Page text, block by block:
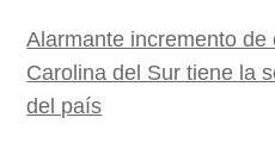
Alarmante incremento
Carolina del Sur tiene la
del país